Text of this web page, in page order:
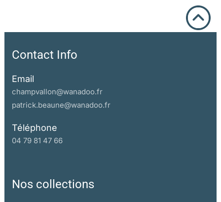
Contact Info
Email
champvallon@wanadoo.fr
patrick.beaune@wanadoo.fr
Téléphone
04 79 81 47 66
Nos collections